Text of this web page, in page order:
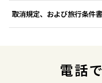
取消規定、および旅行条件書
電話